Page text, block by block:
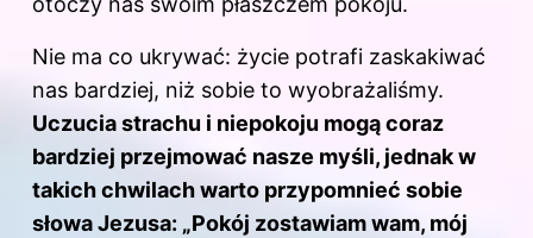
Nie ma co ukrywać: życie potrafi zaskakiwać
nas bardziej, niż sobie to wyobrażaliśmy.
Uczucia strachu i niepokoju mogą coraz
bardziej przejmować nasze myśli, jednak w
takich chwilach warto przypomnieć sobie
słowa Jezusa: „Pokój zostawiam wam, mój